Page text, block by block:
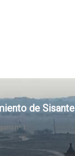
de Sisante
nº 1